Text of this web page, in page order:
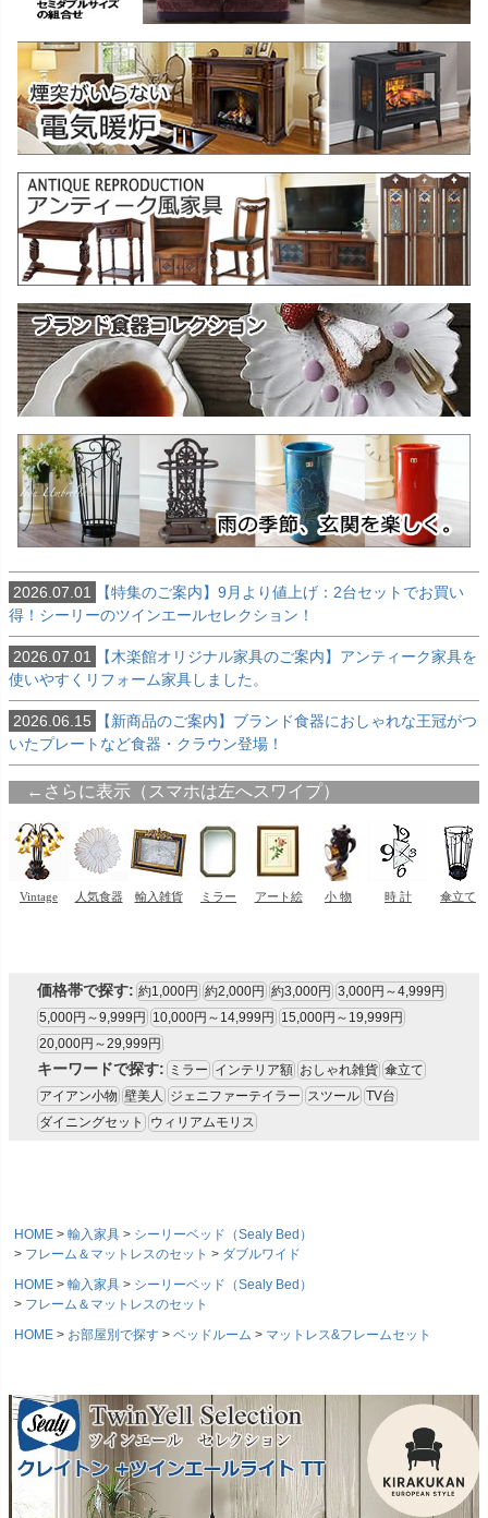
2026.07.01
【特集のご案内】9月より値上げ：2台セットでお買い
得！シーリーのツインエールセレクション！
2026.07.01
【木楽館オリジナル家具のご案内】アンティーク家具を
使いやすくリフォーム家具しました。
2026.06.15
【新商品のご案内】ブランド食器におしゃれな王冠がつ
いたプレートなど食器・クラウン登場！
価格帯で探す: 約1,000円 約2,000円 約3,000円 3,000円～4,999円
5,000円～9,999円
10,000円～14,999円
15,000円～19,999円
20,000円～29,999円
キーワードで探す: ミラー インテリア額 おしゃれ雑貨 傘立て
アイアン小物 壁美人 ジェニファーテイラー スツール TV台
ダイニングセット
ウィリアムモリス
HOME 輸入家具
シーリーベッド（Sealy Bed）
フレーム＆マットレスのセット
ダブルワイド
HOME
輸入家具
シーリーベッド（Sealy Bed）
フレーム＆マットレスのセット
HOME
お部屋別で探す ベッドルーム マットレス&フレームセット